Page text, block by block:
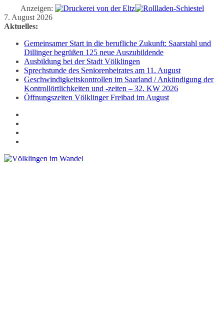
Anzeigen:
Zum
Inhalt
7. August 2026
Aktuelles:
Gemeinsamer Start in die berufliche Zukunft: Saarstahl und
Dillinger begrüßen 125 neue Auszubildende
Ausbildung bei der Stadt Völklingen
Sprechstunde des Seniorenbeirates am 11. August
Geschwindigkeitskontrollen im Saarland / Ankündigung der
Kontrollörtlichkeiten und -zeiten – 32. KW 2026
Öffnungszeiten Völklinger Freibad im August